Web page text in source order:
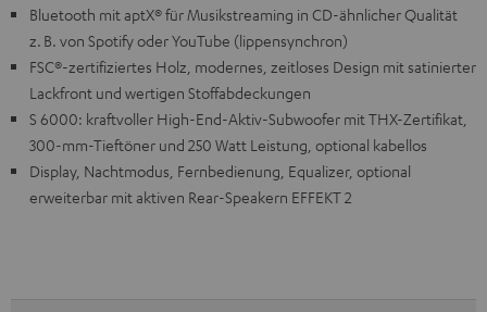
Bluetooth mit aptX® für Musikstreaming in CD-ähnlicher Qualität
z. B. von Spotify oder YouTube (lippensynchron)
FSC®-zertifiziertes Holz, modernes, zeitloses Design mit satinierter
Lackfront und wertigen Stoffabdeckungen
S 6000: kraftvoller High-End-Aktiv-Subwoofer mit THX-Zertifikat,
300-mm-Tieftöner und 250 Watt Leistung, optional kabellos
Display, Nachtmodus, Fernbedienung, Equalizer, optional
erweiterbar mit aktiven Rear-Speakern EFFEKT 2